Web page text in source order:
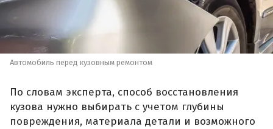
Автомобиль перед кузовным ремонтом
По словам эксперта, способ восстановления
кузова нужно выбирать с учетом глубины
повреждения, материала детали и возможного